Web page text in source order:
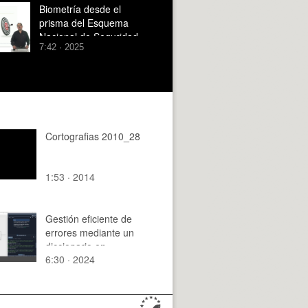
EL IRPF
Biometría desde el
prisma del Esquema
Nacional de Seguridad
7:42 · 2025
Cortografias 2010_28
1:53 · 2014
Gestión eficiente de
errores mediante un
diccionario en
aplicaciones de
6:30 · 2024